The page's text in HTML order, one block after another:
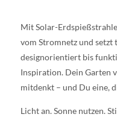
Mit Solar-
vom Stromnetz und setzt
designorientiert bis
Inspiration. Dein Garten
mitdenkt – und Du eine,
Licht an. Sonne nutzen.